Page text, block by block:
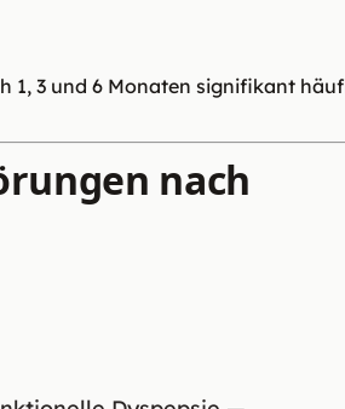
1, 3 und 6 Monaten signifikant
nach